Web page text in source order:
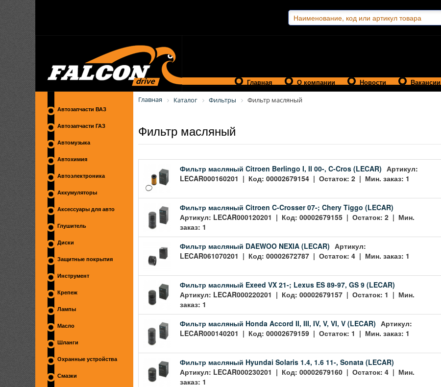
Главная О компании Новости Вакансии
Автозапчасти ВАЗ
Автозапчасти ГАЗ
Автомузыка
Автохимия
Автоэлектроника
Аккумуляторы
Аксессуары для авто
Глушитель
Диски
Защитные покрытия
Инструмент
Крепеж
Лампы
Масло
Шланги
Охранные устройства
Смазки
Главная Каталог Фильтры Фильтр масляный
Фильтр масляный
Фильтр масляный Citroen Berlingo I, II 00-, C-Cros (LECAR) Артикул:
LECAR000160201 | Код: 00002679154 | Остаток: 2 | Мин. заказ: 1
Фильтр масляный Citroen C-Crosser 07-; Chery Tiggo (LECAR)
Артикул: LECAR000120201 | Код: 00002679155 | Остаток: 2 | Мин.
заказ: 1
Фильтр масляный DAEWOO NEXIA (LECAR) Артикул:
LECAR061070201 | Код: 00002672787 | Остаток: 4 | Мин. заказ: 1
Фильтр масляный Exeed VX 21-; Lexus ES 89-97, GS 9 (LECAR)
Артикул: LECAR000220201 | Код: 00002679157 | Остаток: 1 | Мин.
заказ: 1
Фильтр масляный Honda Accord II, III, IV, V, VI, V (LECAR) Артикул:
LECAR000140201 | Код: 00002679159 | Остаток: 1 | Мин. заказ: 1
Фильтр масляный Hyundai Solaris 1.4, 1.6 11-, Sonata (LECAR)
Артикул: LECAR000230201 | Код: 00002679160 | Остаток: 4 | Мин.
заказ: 1